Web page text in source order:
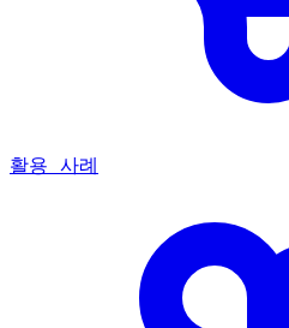
활용 사례